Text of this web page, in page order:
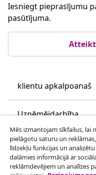
Iesniegt pieprasījumu
pasūtījuma.
klientu apkalpoanaš
Uzņēmējdarbība
vidaXL
Apskatiet vairāk
Mēs izmantojam sīkfailus,
pielāgotu saturu un
līdzekļu funkcijas un
dalāmies informācijā ar
reklāmdevējiem un analīzes